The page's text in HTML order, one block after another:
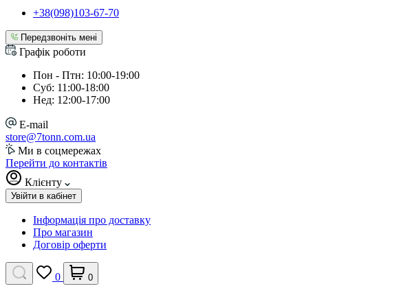
+38(098)103-67-70
Передзвоніть мені
Графік роботи
Пон - Птн: 10:00-19:00
Суб: 11:00-18:00
Нед: 12:00-17:00
E-mail
store@7tonn.com.ua
Ми в соцмережах
Перейти до контактів
Клієнту
Увійти в кабінет
Інформація про доставку
Про магазин
Договір оферти
0 0